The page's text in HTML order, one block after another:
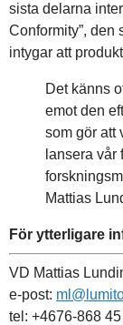
sista delarna
Conformity”, den
intygar att
Det känns
emot den
som gör att
lansera vår
Mattias
För ytterligare
VD Mattias
e-post:
tel: +4676-868